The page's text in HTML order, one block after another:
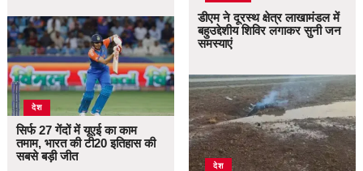
देश
सिर्फ 27 गेंदों में यूएई का काम
तमाम, भारत की टी20 इतिहास की
सबसे बड़ी जीत
डीएम ने दूरस्थ क्षेत्र लाखामंडल में
बहुउद्देशीय शिविर लगाकर सुनी जन
समस्याएं
देश